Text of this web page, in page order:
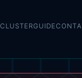
CLUSTERGUIDE